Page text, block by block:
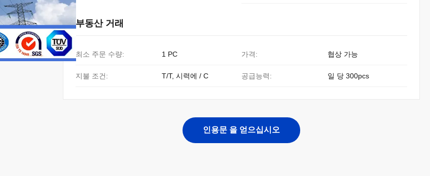
부동산 거래
최소 주문 수량: 1 PC 가격: 협상 가능
지불 조건: T/T, 시력에 / C 공급능력: 일 당 300pcs
인용문 을 얻으십시오